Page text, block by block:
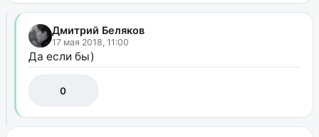
Дмитрий Беляков
17 мая 2018, 11:00
Да если бы)
0